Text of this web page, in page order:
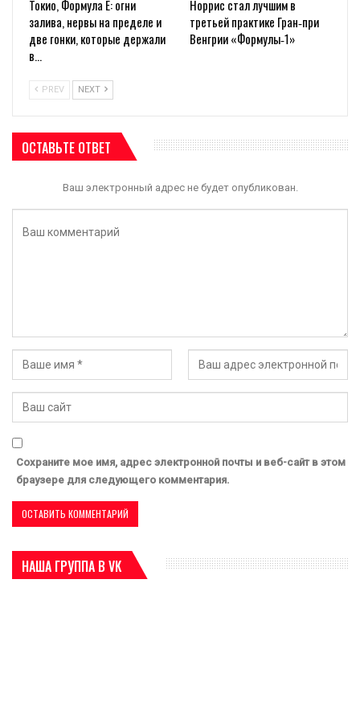
Токио, Формула E: огни
залива, нервы на пределе и
две гонки, которые держали
в…
Норрис стал лучшим в
третьей практике Гран‑при
Венгрии «Формулы‑1»
PREV NEXT
ОСТАВЬТЕ ОТВЕТ
Ваш электронный адрес не будет опубликован.
Сохраните мое имя, адрес электронной почты и веб-сайт в этом
браузере для следующего комментария.
НАША ГРУППА В VK